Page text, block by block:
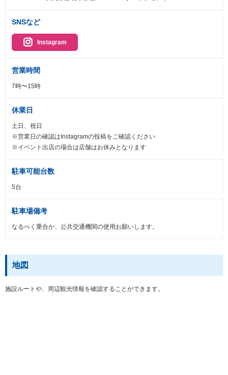
SNSなど
Instagram
営業時間
7時〜15時
休業日
土日、祝日
※営業日の確認はInstagramの投稿をご確認ください
※イベント出店の場合は店舗はお休みとなります
駐車可能台数
5台
駐車場備考
なるべく乗合か、公共交通機関の使用お願いします。
地図
施設ルートや、周辺観光情報を確認することができます。